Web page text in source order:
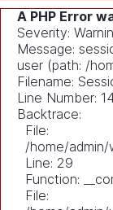
A PHP Error
Severity:
Message:
user (path: /
Filename:
Line Number:
Backtrace:
File:
/home/admin/
Line: 29
Function:
File: